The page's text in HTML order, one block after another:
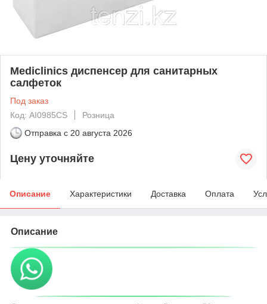
Mediclinics диспенсер для санитарных
салфеток
Под заказ
Код: AI0985CS
Розница
Отправка с 20 августа 2026
Цену уточняйте
Описание Характеристики Доставка Оплата
Описание